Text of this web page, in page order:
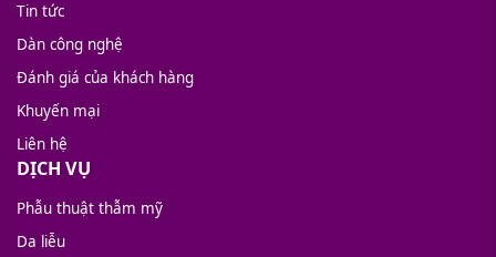
Tin tức
Dàn công nghệ
Đánh giá của khách hàng
Khuyến mại
Liên hệ
DỊCH VỤ
Phẫu thuật thẫm mỹ
Da liễu